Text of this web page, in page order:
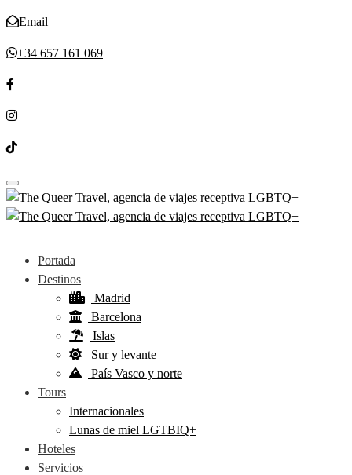
Email
+34 657 161 069
Toggle navigation
Portada
Destinos
Madrid
Barcelona
Islas
Sur y levante
País Vasco y norte
Tours
Internacionales
Lunas de miel LGTBIQ+
Hoteles
Servicios